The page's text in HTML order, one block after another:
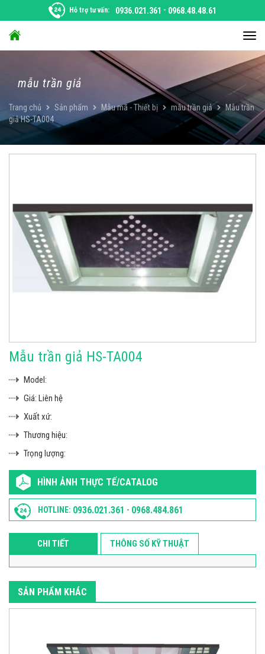
dung
Hỗ trợ tư vấn: 0936.021.361 - 0968.48.48.61
đổi
điều
mẫu trần giả
Trang chủ Sản phẩm Mẫu mã - Thiết bị mẫu trần giả
Mẫu trần
giả HS-TA004
Mẫu trần giả HS-TA004
Model:
Giá: Liên hệ
Xuất xứ:
Thương hiệu:
Trọng lượng:
HÌNH ẢNH THỰC TẾ/CATALOG
HOTLINE: 0936.021.361 - 0968.484.861
CHI TIẾT THÔNG SỐ KỸ THUẬT
SẢN PHẨM KHÁC